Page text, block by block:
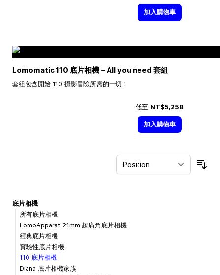
加入購物車
Lomomatic 110 底片相機－All you need 套組
套組包含開始 110 攝影冒險所需的一切！
低至 NT$5,258
加入購物車
底片相機
所有底片相機
LomoApparat 21mm 超廣角底片相機
經典底片相機
實驗性底片相機
110 底片相機
Diana 底片相機家族